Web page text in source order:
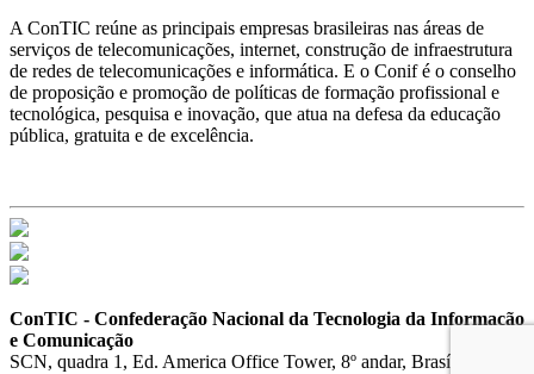
A ConTIC reúne as principais empresas brasileiras nas áreas de
serviços de telecomunicações, internet, construção de infraestrutura
de redes de telecomunicações e informática. E o Conif é o conselho
de proposição e promoção de políticas de formação profissional e
tecnológica, pesquisa e inovação, que atua na defesa da educação
pública, gratuita e de excelência.
ConTIC - Confederação Nacional da Tecnologia da Informação
e Comunicação
SCN, quadra 1, Ed. America Office Tower, 8º andar, Brasília (DF),